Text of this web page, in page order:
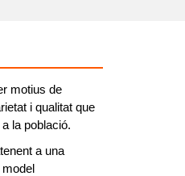
motius de
i qualitat que
la població.
a una